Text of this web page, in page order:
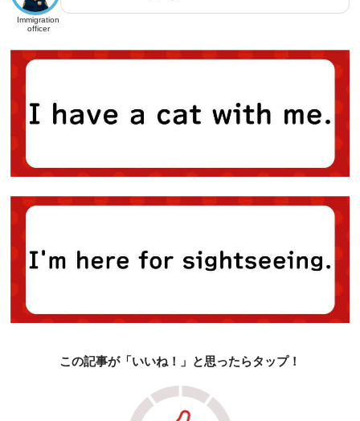
Immigration
officer
この記事が「いいね！」と思ったらタップ！